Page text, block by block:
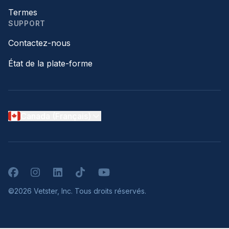
Termes
SUPPORT
Contactez-nous
État de la plate-forme
FacebookInstagramLinkedInTikTokYouTube
©2026 Vetster, Inc. Tous droits réservés.